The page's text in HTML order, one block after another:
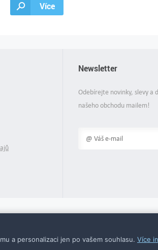
Více
Newsletter
Odebírejte novinky, slevy a
našeho obchodu mailem!
a personalizaci jen po vašem souhlasu. Více